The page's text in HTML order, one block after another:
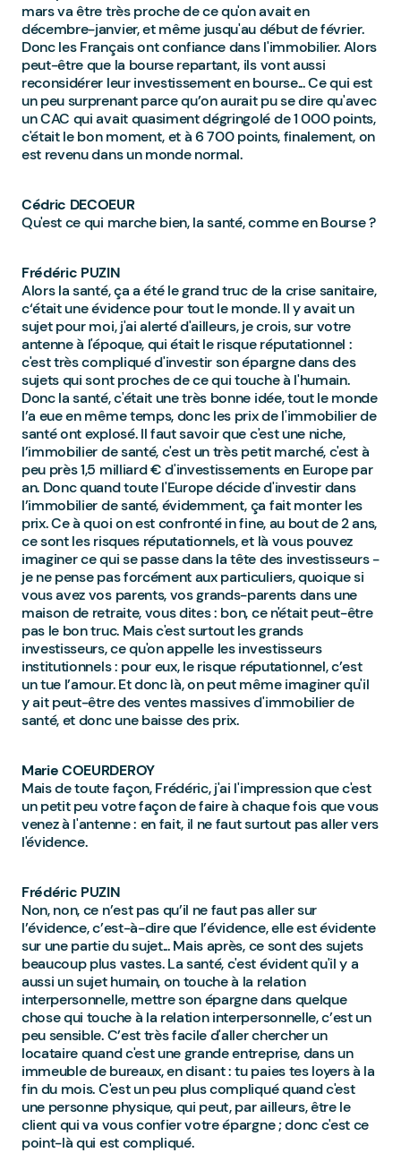
mars va être très proche de ce qu'on avait en
décembre-janvier, et même jusqu'au début de février.
Donc les Français ont confiance dans l'immobilier. Alors
peut-être que la bourse repartant, ils vont aussi
reconsidérer leur investissement en bourse... Ce qui est
un peu surprenant parce qu’on aurait pu se dire qu'avec
un CAC qui avait quasiment dégringolé de 1 000 points,
c'était le bon moment, et à 6 700 points, finalement, on
est revenu dans un monde normal.
Cédric DECOEUR
Qu'est ce qui marche bien, la santé, comme en Bourse ?
Frédéric PUZIN
Alors la santé, ça a été le grand truc de la crise sanitaire,
c‘était une évidence pour tout le monde. Il y avait un
sujet pour moi, j'ai alerté d'ailleurs, je crois, sur votre
antenne à l'époque, qui était le risque réputationnel :
c'est très compliqué d'investir son épargne dans des
sujets qui sont proches de ce qui touche à l'humain.
Donc la santé, c'était une très bonne idée, tout le monde
l’a eue en même temps, donc les prix de l'immobilier de
santé ont explosé. Il faut savoir que c'est une niche,
l’immobilier de santé, c'est un très petit marché, c'est à
peu près 1,5 milliard € d'investissements en Europe par
an. Donc quand toute l'Europe décide d'investir dans
l’immobilier de santé, évidemment, ça fait monter les
prix. Ce à quoi on est confronté in fine, au bout de 2 ans,
ce sont les risques réputationnels, et là vous pouvez
imaginer ce qui se passe dans la tête des investisseurs -
je ne pense pas forcément aux particuliers, quoique si
vous avez vos parents, vos grands-parents dans une
maison de retraite, vous dites : bon, ce n'était peut-être
pas le bon truc. Mais c'est surtout les grands
investisseurs, ce qu'on appelle les investisseurs
institutionnels : pour eux, le risque réputationnel, c’est
un tue l’amour. Et donc là, on peut même imaginer qu'il
y ait peut-être des ventes massives d'immobilier de
santé, et donc une baisse des prix.
Marie COEURDEROY
Mais de toute façon, Frédéric, j'ai l'impression que c'est
un petit peu votre façon de faire à chaque fois que vous
venez à l'antenne : en fait, il ne faut surtout pas aller vers
l'évidence.
Frédéric PUZIN
Non, non, ce n’est pas qu’il ne faut pas aller sur
l’évidence, c’est-à-dire que l’évidence, elle est évidente
sur une partie du sujet... Mais après, ce sont des sujets
beaucoup plus vastes. La santé, c'est évident qu'il y a
aussi un sujet humain, on touche à la relation
interpersonnelle, mettre son épargne dans quelque
chose qui touche à la relation interpersonnelle, c’est un
peu sensible. C’est très facile d'aller chercher un
locataire quand c'est une grande entreprise, dans un
immeuble de bureaux, en disant : tu paies tes loyers à la
fin du mois. C'est un peu plus compliqué quand c'est
une personne physique, qui peut, par ailleurs, être le
client qui va vous confier votre épargne ; donc c'est ce
point-là qui est compliqué.